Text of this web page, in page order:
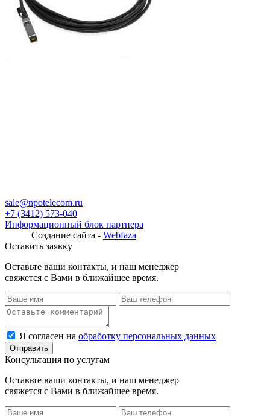
sale@npotelecom.ru
+7 (3412) 573-040
Информационный блок партнера
Создание сайта - Webfaza
Оставить заявку
Оставьте ваши контакты, и наш менеджер
свяжется с Вами в ближайшее время.
Я согласен на обработку персональных данных
Консультация по услугам
Оставьте ваши контакты, и наш менеджер
свяжется с Вами в ближайшее время.